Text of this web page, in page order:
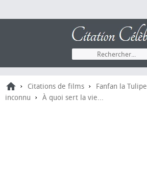
› Citations de films › Fanfan la Tulipe
inconnu › À quoi sert la vie...